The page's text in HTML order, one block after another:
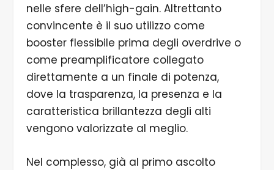
nelle sfere dell’high-gain. Altrettanto
convincente è il suo utilizzo come
booster flessibile prima degli overdrive o
come preamplificatore collegato
direttamente a un finale di potenza,
dove la trasparenza, la presenza e la
caratteristica brillantezza degli alti
vengono valorizzate al meglio.
Nel complesso, già al primo ascolto